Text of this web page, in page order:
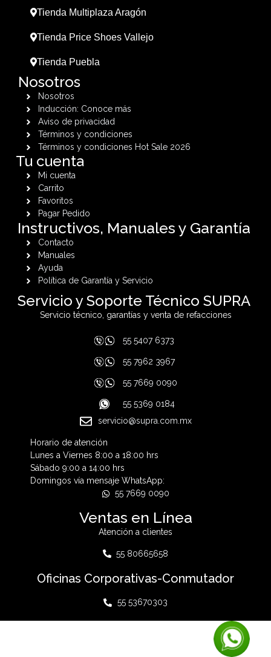
Tienda Multiplaza Aragón
Tienda Price Shoes Vallejo
Tienda Puebla
Nosotros
Nosotros
Inducción: Conoce más
Aviso de privacidad
Términos y condiciones
Términos y condiciones Hot Sale 2026
Tu cuenta
Mi cuenta
Carrito
Favoritos
Pagar Pedido
Instructivos, Manuales y Garantía
Contacto
Manuales
Ayuda
Política de Garantía y Servicio
Servicio y Soporte Técnico SUPRA
Servicio técnico, garantías y venta de refacciones
55 5407 6373
55 7962 3967
55 7669 0090
55 5369 0184
servicio@supra.com.mx
Horario de atención
Lunes a Viernes 8:00 a 18:00 hrs
Sábado 9:00 a 14:00 hrs
Domingos vía mensaje WhatsApp:
55 7669 0090
Ventas en Línea
Atención a clientes
55 80665658
Oficinas Corporativas-Conmutador
55 53670303